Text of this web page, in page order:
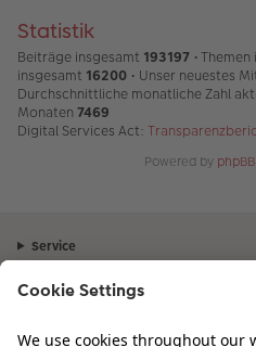
Statistik
Beiträge insgesamt 193197 •
insgesamt 16200 • Unser neuestes
Durchschnittliche monatliche Zahl
Monaten 7469
Digital Services Act:
Powered by phpBB
Service